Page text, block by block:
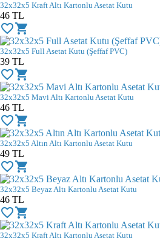
32x32x5 Kraft Altı Kartonlu Asetat Kutu
46 TL
favorite_bordershopping_cart
32x32x5 Full Asetat Kutu (Şeffaf PVC)
39 TL
favorite_bordershopping_cart
32x32x5 Mavi Altı Kartonlu Asetat Kutu
46 TL
favorite_bordershopping_cart
32x32x5 Altın Altı Kartonlu Asetat Kutu
49 TL
favorite_bordershopping_cart
32x32x5 Beyaz Altı Kartonlu Asetat Kutu
46 TL
favorite_bordershopping_cart
32x32x5 Kraft Altı Kartonlu Asetat Kutu